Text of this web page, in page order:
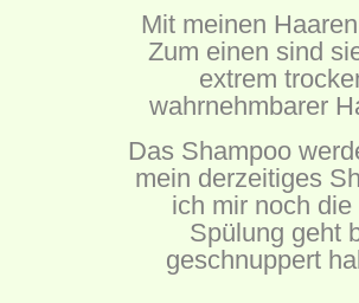
Mit meinen
Zum einen sind
extrem
wahrnehmbarer
Das Shampoo
mein derzeitiges
ich mir noch
Spülung geht
geschnuppert